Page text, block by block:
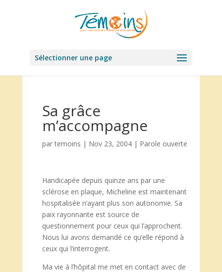
Sélectionner une page
Sa grâce
m’accompagne
partemoins | Nov 23, 2004| Parole ouverte
Handicapée depuis quinze ans par une
sclérose en plaque, Micheline est maintenant
hospitalisée n’ayant plus son autonomie. Sa
paix rayonnante est source de
questionnement pour ceux qui l’approchent.
Nous lui avons demandé ce qu’elle répond à
ceux qui l’interrogent.
Ma vie à l’hôpital me met en contact avec de